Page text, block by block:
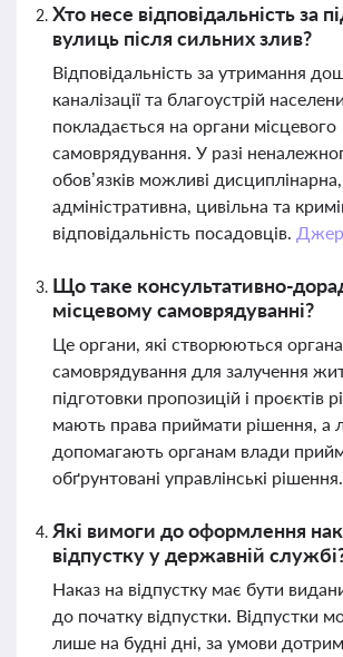
Хто несе відповідальність за
вулиць після сильних злив?
Відповідальність за утримання
каналізації та благоустрій
покладається на органи місцевого
самоврядування. У разі
обов’язків можливі дисциплінарна,
адміністративна, цивільна та
відповідальність посадовців.
Що таке консультативно-
місцевому самоврядуванні?
Це органи, які створюються
самоврядування для залучення
підготовки пропозицій і проєктів
мають права приймати рішення, а
допомагають органам влади
обґрунтовані управлінські рішення.
Які вимоги до оформлення
відпустку у державній
Наказ на відпустку має бути
до початку відпустки. Відпустки
лише на будні дні, за умови